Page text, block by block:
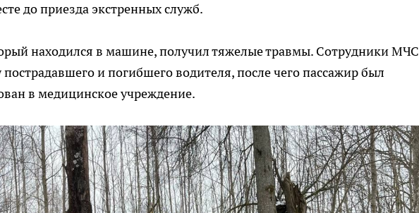
до приезда экстренных служб.
находился в машине, получил тяжелые травмы. Сотрудники МЧС
и погибшего водителя, после чего пассажир был
в медицинское учреждение.